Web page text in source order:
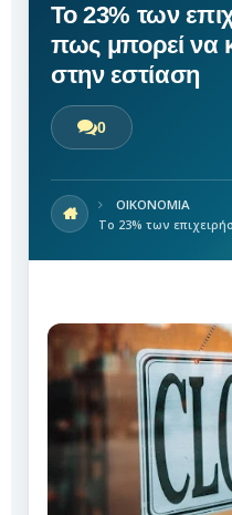
Το 23% των
πως μπορεί να
στην εστίαση
0
ΟΙΚΟΝΟΜΙΑ